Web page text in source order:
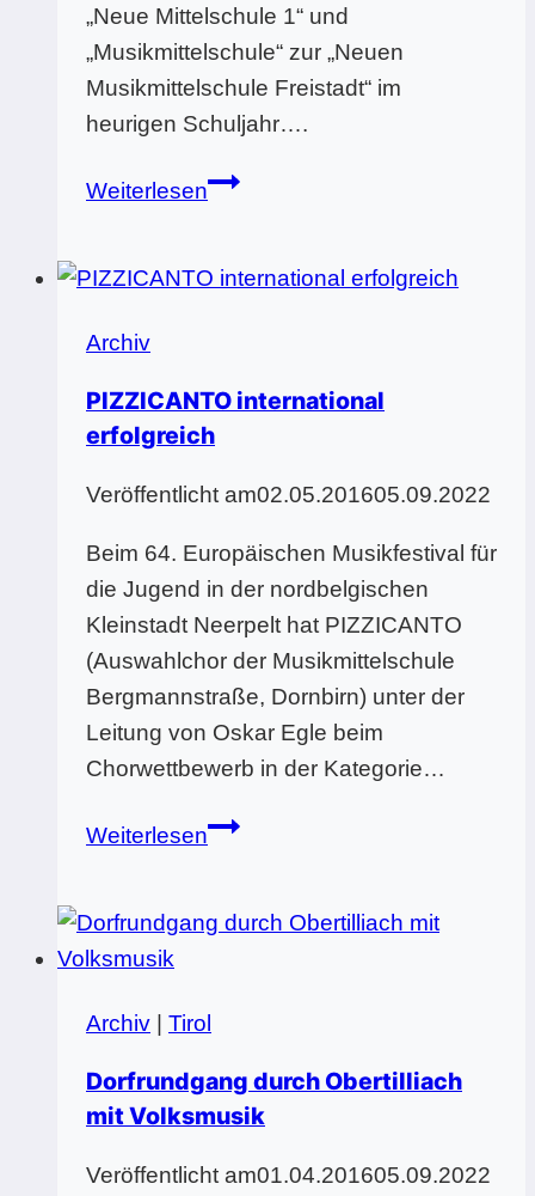
„Neue Mittelschule 1“ und
„Musikmittelschule“ zur „Neuen
Musikmittelschule Freistadt“ im
heurigen Schuljahr….
WeiterlesenNeue
Archiv
PIZZICANTO international
erfolgreich
Veröffentlicht am02.05.201605.09.2022
Beim 64. Europäischen Musikfestival für
die Jugend in der nordbelgischen
Kleinstadt Neerpelt hat PIZZICANTO
(Auswahlchor der Musikmittelschule
Bergmannstraße, Dornbirn) unter der
Leitung von Oskar Egle beim
Chorwettbewerb in der Kategorie…
WeiterlesenPIZZICANTO
Archiv Tirol
Dorfrundgang durch Obertilliach
mit Volksmusik
Veröffentlicht am01.04.201605.09.2022